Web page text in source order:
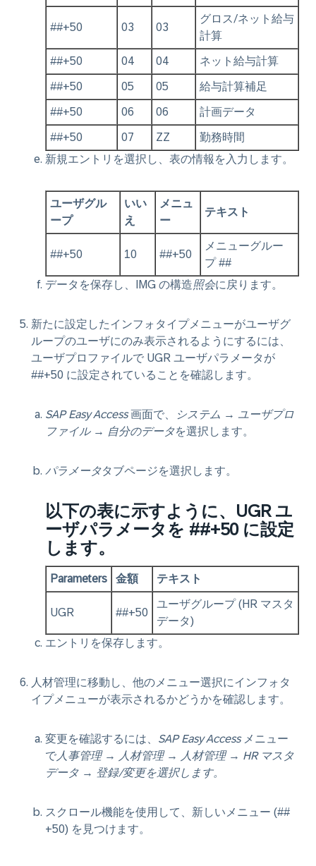
##+50 03 03
グロス/ネット給与
計算
##+50 04 04 ネット給与計算
##+50 05 05 給与計算補足
##+50 06 06 計画データ
##+50 07 ZZ
勤務時間
新規エントリを選択し、表の情報を入力します。
ユーザグル
ープ
いい
え
メニュ
ー
テキスト
##+50 10 ##+50
メニューグルー
プ ##
データを保存し、IMG の構造照会に戻ります。
新たに設定したインフォタイプメニューがユーザグ
ループのユーザにのみ表示されるようにするには、
ユーザプロファイルで UGR ユーザパラメータが
##+50 に設定されていることを確認します。
SAP Easy Access画面で、 システム → ユーザプロ
ファイル→ 自分のデータを選択します。
パラメータタブページを選択します。
以下の表に示すように、UGR ユ
ーザパラメータを ##+50 に設定
します。
Parameters 金額 テキスト
UGR ##+50
ユーザグループ (HR マスタ
データ)
エントリを保存します。
人材管理に移動し、他のメニュー選択にインフォタ
イプメニューが表示されるかどうかを確認します。
変更を確認するには、 SAP Easy Accessメニュー
で 人事管理→ 人材管理→ 人材管理→ HR マスタ
データ → 登録/変更を選択します。
スクロール機能を使用して、新しいメニュー (##
+50) を見つけます。